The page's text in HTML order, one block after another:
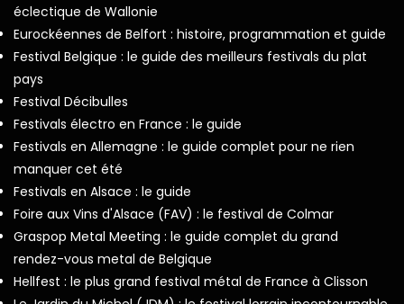
éclectique de Wallonie
Eurockéennes de Belfort : histoire, programmation et guide
Festival Belgique : le guide des meilleurs festivals du plat
pays
Festival Décibulles
Festivals électro en France : le guide
Festivals en Allemagne : le guide complet pour ne rien
manquer cet été
Festivals en Alsace : le guide
Foire aux Vins d'Alsace (FAV) : le festival de Colmar
Graspop Metal Meeting : le guide complet du grand
rendez-vous metal de Belgique
Hellfest : le plus grand festival métal de France à Clisson